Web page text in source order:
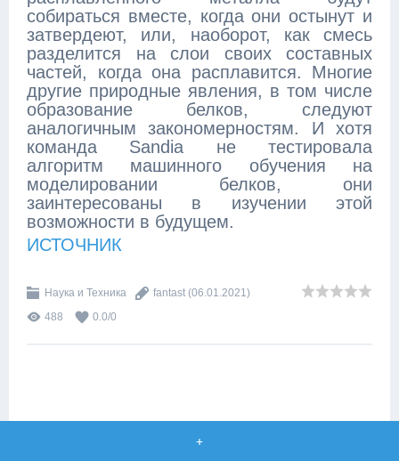
собираться вместе, когда они остынут и
затвердеют, или, наоборот, как смесь
разделится на слои своих составных
частей, когда она расплавится. Многие
другие природные явления, в том числе
образование белков, следуют
аналогичным закономерностям. И хотя
команда Sandia не тестировала
алгоритм машинного обучения на
моделировании белков, они
заинтересованы в изучении этой
возможности в будущем.
ИСТОЧНИК
Наука и Техника fantast (06.01.2021)
488
0.0/0
+